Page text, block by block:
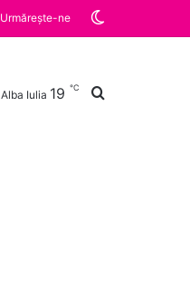
Urmărește-ne
Alba Iulia 19 ℃ Caută după